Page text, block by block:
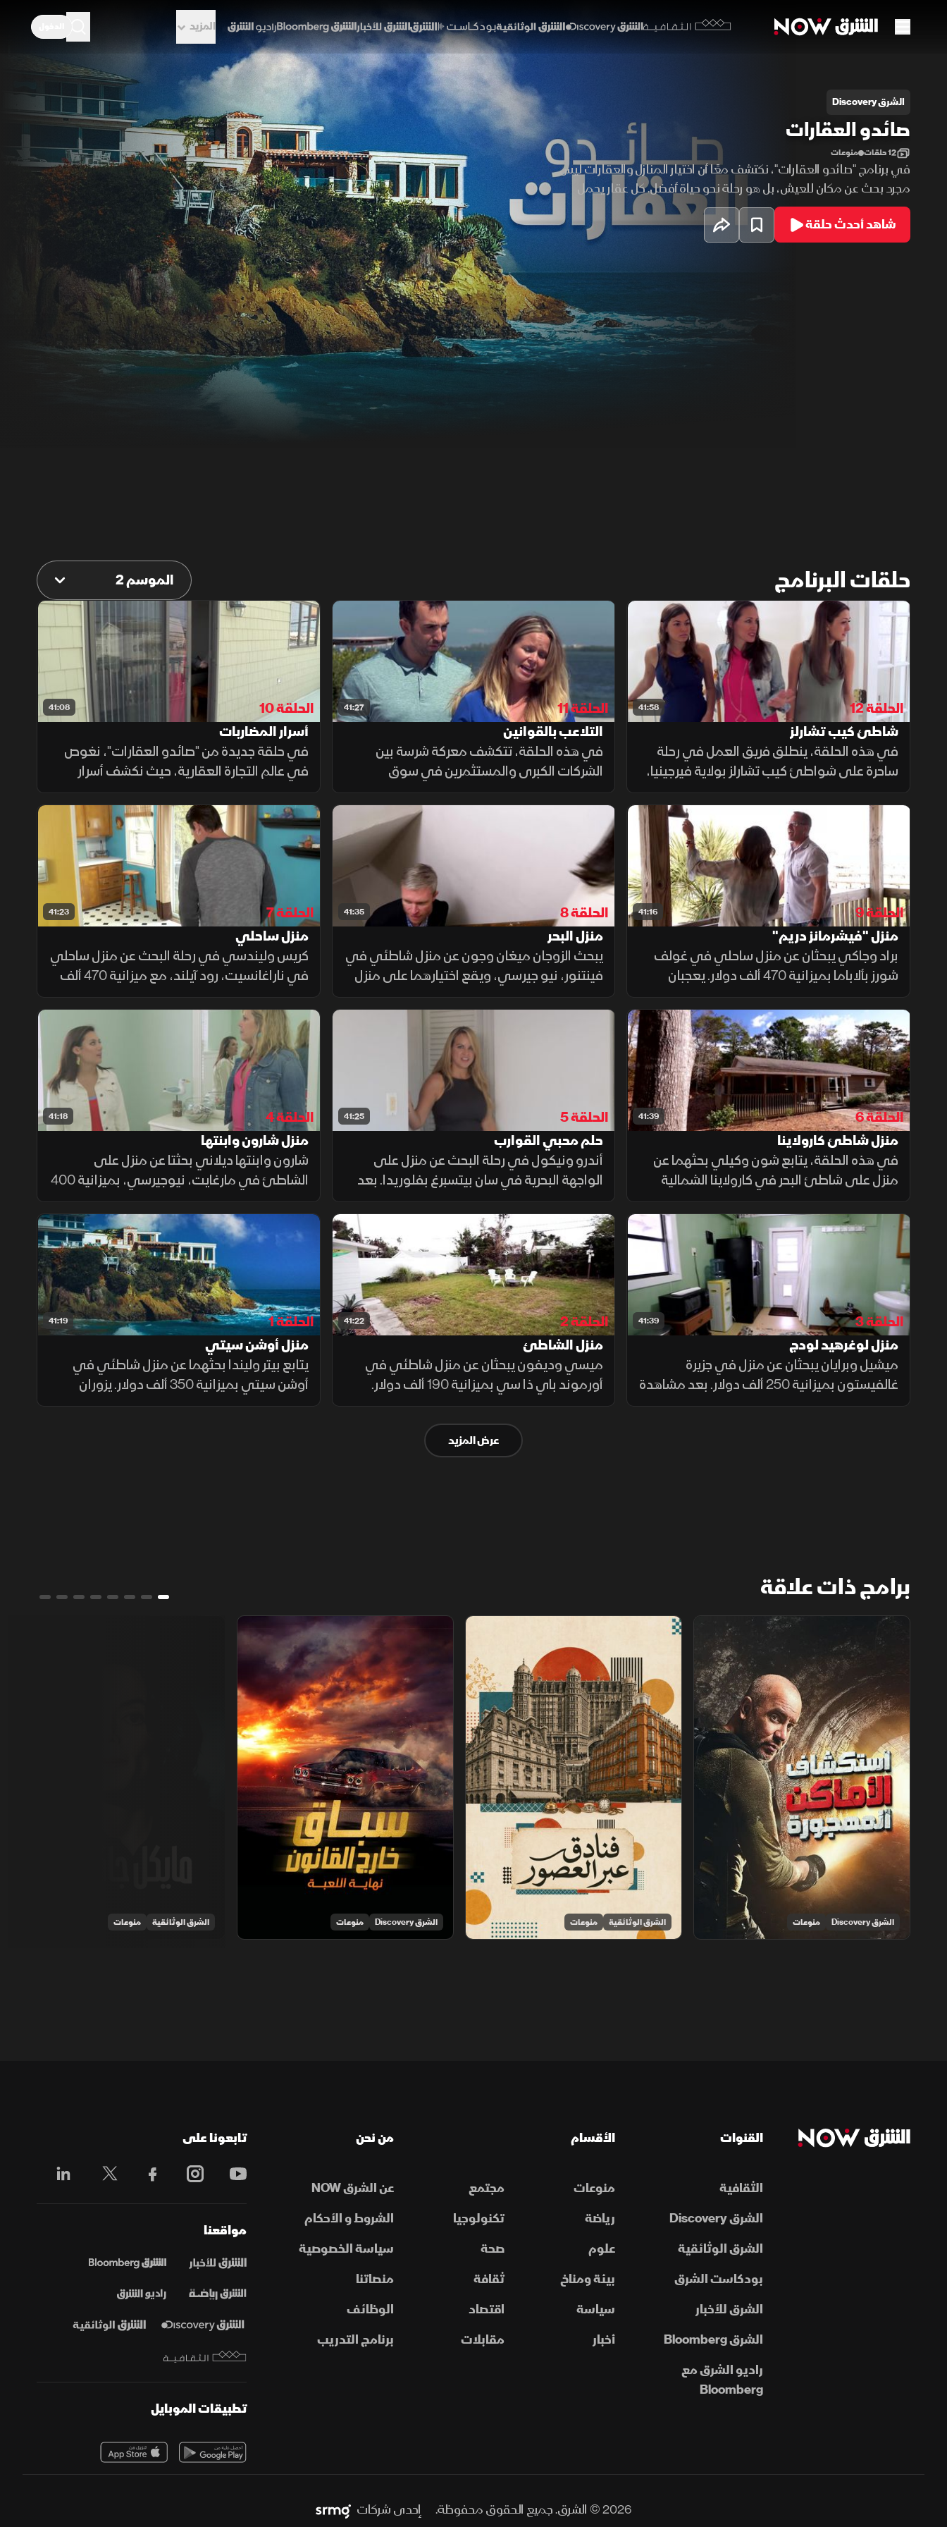
الشرق Discovery الشرق الوثائقيةالشرق بودكاست الشرق للأخبارالشرق Bloomberg راديو الشرق
المزيد
الشرق Discovery
صائدو العقارات
12 حلقات منوعات
في برنامج "صائدو العقارات"، نكتشف معًا أن اختيار المنازل والعقارات ليس
مجرد بحث عن مكان للعيش، بل هو رحلة نحو حياة أفضل. كل عقار يحمل
فرصة لبدء فصل جديد، سواء كان على شاطئ البحر أو في حي هادئ أو
في قلب المدينة. لا يتعلق الأمر فقط بالموقع أو السعر، بل بإيجاد المكان
الذي يحقق توازن حياتك ويمنحك الراحة والرفاهية التي تستحقها.
شاهد أحدث حلقة
حلقات البرنامج الموسم 2
41:58
الحلقة 12
شاطئ كيب تشارلز
في هذه الحلقة، ينطلق فريق العمل في رحلة
ساحرة على شواطئ كيب تشارلز بولاية فيرجينيا،
لاستكشاف كيفية تحقيق حلم العيش بالقرب من
البحر دون الحاجة إلى ميزانية ضخمة. المفاجأة
تكمن في أن المنازل التي تبلغ قيمتها ملايين
الدولارات قد تكون بعيدة عن متناول البعض.
41:27
الحلقة 11
التلاعب بالقوانين
في هذه الحلقة، تتكشف معركة شرسة بين
الشركات الكبرى والمستثمرين في سوق
العقارات، حيث يسعون للهيمنة بأساليب جائرة،
يتلاعبون بالقوانين لتحقيق مكاسب ضخمة على
حساب المواطنين البسطاء. وتسلط الحلقة الضوء
على قصص مأساوية لضحايا الطمع والفساد في
هذا القطاع.
41:08
الحلقة 10
أسرار المضاربات
في حلقة جديدة من "صائدو العقارات"، نغوص
في عالم التجارة العقارية، حيث نكشف أسرار
المضاربات والتلاعب بالأسواق. نتتبع الشخصيات
التي تسعى لتحقيق أرباح ضخمة، في صراع
مستمر مع الزمن والمخاطر. الحلقة تطرح
تساؤلات حول دوافع هذه الطموحات وما يمكن
الوصول إليه.
41:16
الحلقة 9
منزل "فيشرمانز دريم"
براد وجاكي يبحثان عن منزل ساحلي في غولف
شورز بألاباما بميزانية 470 ألف دولار. يعجبان
بمنزل "فيشرمانز دريم" المميز بإطلالته على البحر،
رغم حاجته لبعض التجديدات. أثناء التجديدات،
يكتشفان مشكلة في الأرضية ويقرران إصلاحها
باستخدام الرافعات الهيدروليكية، ويختاران مدفأة
أنيقة تطل على البحيرة.
41:35
الحلقة 8
منزل البحر
يبحث الزوجان ميغان وجون عن منزل شاطئي في
فينتنور، نيو جيرسي، ويقع اختيارهما على منزل
بسعر 260 ألف دولار، ثم يتفاوضان لتخفيض
السعر إلى 235 ألف دولار. يبدأان تجديد المنزل
بموازنة 90 ألف دولار، ولكن تظهر تحديات جديدة
ترفع الميزانية إلى 95 ألف دولار. يشمل التجديد
تحديث المطبخ والحمام، إضافة العزل الصوتي،
41:23
الحلقة 7
منزل ساحلي
كريس وليندسي في رحلة البحث عن منزل ساحلي
في ناراغانسيت، رود آيلند، مع ميزانية 470 ألف
دولار تشمل الشراء والتجديدات. يتعاونون مع
وكيل العقارات ديب شابوت للعثور على منزل
قريب من الشاطئ، مع احتياجات مثل مطبخ
ذواقة وشرفة كبيرة. خلال الزيارة، يناقشون تجديد
المطبخ والحمام وتوسيع المساحات
41:39
الحلقة 6
منزل شاطئ كارولاينا
في هذه الحلقة، يتابع شون وكيلي بحثهما عن
منزل على شاطئ البحر في كارولاينا الشمالية
بميزانية 365 ألف دولار. يزوران منزلين يحتاجان
إلى تجديدات كبيرة، خاصة في المطبخ والحمام.
مع التحديات المتعلقة بإصلاحات المنزل وجعله
مناسبا لابنتهما المصابة بالشلل الدماغي،
يواصلان العمل على تحسين المنزل
41:25
الحلقة 5
حلم محبي القوارب
أندرو ونيكول في رحلة البحث عن منزل على
الواجهة البحرية في سان بيتسبرغ بفلوريدا. بعد
معاينة منازل تحتاج لتجديدات، يختاران عقارًا
يتطلب تعديلات كبيرة. مع تقدم العمل،
يواجهون تحديات مثل الأضرار المائية، لكنهم
يواصلون التوسيع والتجديد بحماس. يقترب
المشروع من النهاية.. فكيف ستكون النتيجة؟
41:18
الحلقة 4
منزل شارون وابنتها
شارون وابنتها ديلاني بحثتا عن منزل على
الشاطئ في مارغايت، نيوجيرسي، بميزانية 400
ألف دولار شاملة التجديدات. بعد مشاهدة عدة
شقق، اشترتا منزلًا بسعر 340 ألف دولار، وبدأتا
تجديده بمبلغ 60 ألف دولار. ركزا على المطبخ
والحمامات والأرضيات، مع تفاصيل دقيقة في
اختيار المواد.
41:39
الحلقة 3
منزل لوغرهيد لودج
ميشيل وبرايان يبحثان عن منزل في جزيرة
غالفيستون بميزانية 250 ألف دولار. بعد مشاهدة
عدة خيارات، يشتريان منزلًا صغيرًا يطل على الماء
41:22
الحلقة 2
منزل الشاطئ
ميسي وديفون يبحثان عن منزل شاطئي في
أورموند باي ذا سي بميزانية 190 ألف دولار.
يختاران منزلًا صغيرًا للتجديد، مع تحسينات للمطبخ
والحمام والأرضيات. بعد مواجهة تحديات مثل
أضرار النمل الأبيض، ينجحان في تحويله إلى منزل
عصري جاهز لاستقبال الأصدقاء.
41:19
الحلقة 1
منزل أوشن سيتي
يتابع بيتر وليندا بحثهما عن منزل شاطئي في
أوشن سيتي بميزانية 350 ألف دولار. يزوران
منازل تحتاج إلى ترميم، لكن موقعها وقربها من
عرض المزيد
برامج ذات علاقة
استكشاف الأماكن المهجورة
الشرق Discovery منوعات
فنادق عبر العصور
الشرق الوثائقية منوعات
سباق خارج القانون.. نهاية اللعبة
الشرق Discovery منوعات الشرق الوثائقية منوعات
القنوات
الثقافية
الشرق Discovery
الشرق الوثائقية
بودكاست الشرق
الشرق للأخبار
الشرق Bloomberg
راديو الشرق مع
Bloomberg
الأقسام
منوعات
مجتمع
رياضة
تكنولوجيا
علوم
صحة
بيئة ومناخ
ثقافة
سياسة
اقتصاد
أخبار
مقابلات
من نحن
عن الشرق NOW
الشروط و الأحكام
سياسة الخصوصية
منصاتنا
الوظائف
برنامج التدريب
تابعونا على
مواقعنا
تطبيقات الموبايل
2026 © الشرق. جميع الحقوق محفوظة. إحدى شركات